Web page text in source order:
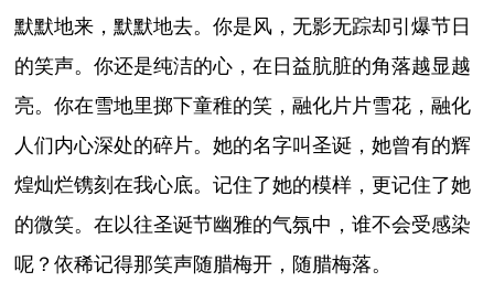
默默地来，默默地去。你是风，无影无踪却引爆节日
的笑声。你还是纯洁的心，在日益肮脏的角落越显越
亮。你在雪地里掷下童稚的笑，融化片片雪花，融化
人们内心深处的碎片。她的名字叫圣诞，她曾有的辉
煌灿烂镌刻在我心底。记住了她的模样，更记住了她
的微笑。在以往圣诞节幽雅的气氛中，谁不会受感染
呢？依稀记得那笑声随腊梅开，随腊梅落。